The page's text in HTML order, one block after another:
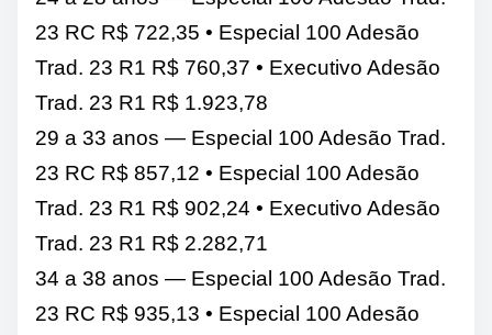
23 RC R$ 722,35 • Especial 100 Adesão
Trad. 23 R1 R$ 760,37 • Executivo Adesão
Trad. 23 R1 R$ 1.923,78
29 a 33 anos — Especial 100 Adesão Trad.
23 RC R$ 857,12 • Especial 100 Adesão
Trad. 23 R1 R$ 902,24 • Executivo Adesão
Trad. 23 R1 R$ 2.282,71
34 a 38 anos — Especial 100 Adesão Trad.
23 RC R$ 935,13 • Especial 100 Adesão